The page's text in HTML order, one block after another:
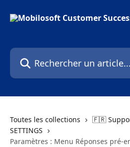
Rechercher un article...
Toutes les collections
🇫🇷
SETTINGS
Paramètres : Menu Réponses pré-